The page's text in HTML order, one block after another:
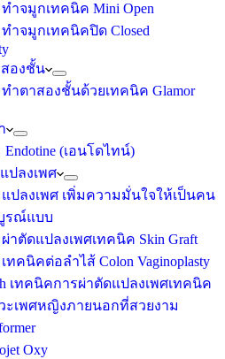
ำจมูกเทคนิค Mini Open
ำจมูกเทคนิคปิด Closed
องชั้น
ำตาสองชั้นด้วยเทคนิค Glamor
(เอนโดไทน์)
ปลงเพศ
ปลงเพศ เพิ่มความมั่นใจให้เป็นคน
รณ์แบบ
าตัดแปลงเพศเทคนิค Skin Graft
ทคนิคต่อลำไส้ Colon Vaginoplasty
เทคนิคการผ่าตัดแปลงเพศเทคนิค
ะเพศหญิงภายนอกที่สวยงาม
Oxy